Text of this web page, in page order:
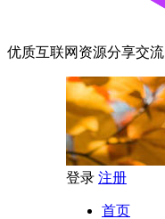
优质互联网资源分享交流
登录 注册
首页